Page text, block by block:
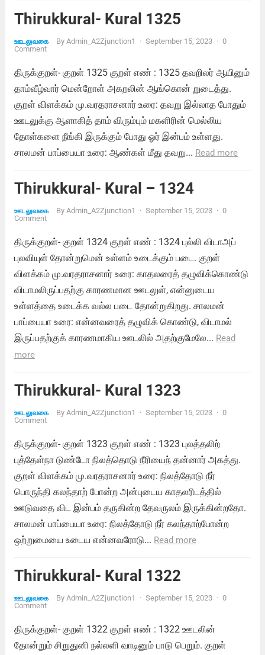
Thirukkural- Kural 1325
ஊடலுவகை By Admin_A2Zjunction1 · September 15, 2023 · 0
Comment
திருக்குறள்- குறள் 1325 குறள் எண் : 1325 தவறிலர் ஆயினும்
தாம்வீழ்வார் மென்றோள் அகறலின் ஆங்கொன் றுடைத்து.
குறள் விளக்கம் மு.வரதராசனார் உரை: தவறு இல்லாத போதும்
ஊடலுக்கு ஆளாகித் தாம் விரும்பும் மகளிரின் மெல்லிய
தோள்களை நீங்கி இருக்கும் போது ஓர் இன்பம் உள்ளது.
சாலமன் பாப்பையா உரை: ஆண்கள் மீது தவறு... Read more
Thirukkural- Kural – 1324
ஊடலுவகை By Admin_A2Zjunction1 · September 15, 2023 · 0
Comment
திருக்குறள்- குறள் 1324 குறள் எண் : 1324 புல்லி விடாஅப்
புலவியுள் தோன்றுமென் உள்ளம் உடைக்கும் படை. குறள்
விளக்கம் மு.வரதராசனார் உரை: காதலரைத் தழுவிக்கொண்டு
விடாமலிருப்பதற்கு காரணமான ஊடலுள், என்னுடைய
உள்ளத்தை உடைக்க வல்ல படை தோன்றுகிறது. சாலமன்
பாப்பையா உரை: என்னவரைத் தழுவிக் கொண்டு, விடாமல்
இருப்பதற்குக் காரணமாகிய ஊடலில் அதற்குமேலே... Read
more
Thirukkural- Kural 1323
ஊடலுவகை By Admin_A2Zjunction1 · September 15, 2023 · 0
Comment
திருக்குறள்- குறள் 1323 குறள் எண் : 1323 புலத்தலிற்
புத்தேள்நா டுண்டோ நிலத்தொடு நீரியைந் தன்னார் அகத்து.
குறள் விளக்கம் மு.வரதராசனார் உரை: நிலத்தோடு நீர்
பொருந்தி கலந்தாற் போன்ற அன்புடைய காதலரிடத்தில்
ஊடுவதை விட இன்பம் தருகின்ற தேவருலம் இருக்கின்றதோ.
சாலமன் பாப்பையா உரை: நிலத்தோடு நீர் கலந்தாற்போன்ற
ஒற்றுமையை உடைய என்னவரோடு... Read more
Thirukkural- Kural 1322
ஊடலுவகை By Admin_A2Zjunction1 · September 15, 2023 · 0
Comment
திருக்குறள்- குறள் 1322 குறள் எண் : 1322 ஊடலின்
தோன்றும் சிறுதுனி நல்லளி வாடினும் பாடு பெறும். குறள்